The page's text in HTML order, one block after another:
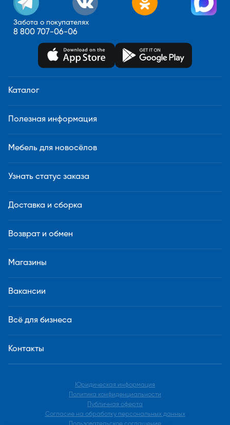
Забота о покупателях
8 800 707-06-06
Каталог
Полезная информация
Мебель для новосёлов
Узнать статус заказа
Доставка и сборка
Возврат и обмен
Магазины
Вакансии
Всё для бизнеса
Контакты
Юридическая информация
Политика конфиденциальности
Публичная оферта
Согласие на обработку персональных данных